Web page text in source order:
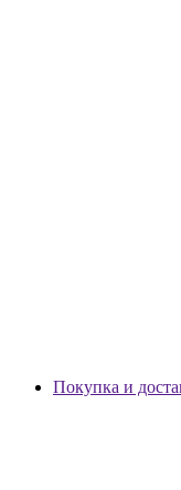
Покупка и